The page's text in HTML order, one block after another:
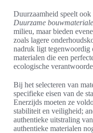
Duurzaamheid speelt
Duurzame
milieu, maar bieden
zoals lagere
nadruk ligt
materialen die een
ecologische
Bij het selecteren van
specifieke eisen van de
Enerzijds moeten ze
stabiliteit en veiligheid;
authentieke uitstraling
authentieke materialen